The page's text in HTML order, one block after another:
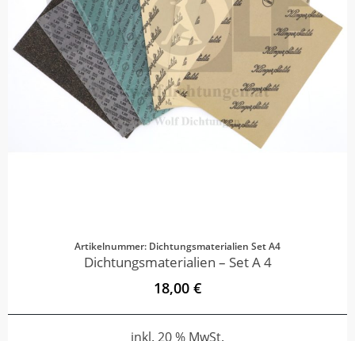
Artikelnummer: Dichtungsmaterialien Set A4
Dichtungsmaterialien – Set A 4
18,00 €
inkl. 20 % MwSt.